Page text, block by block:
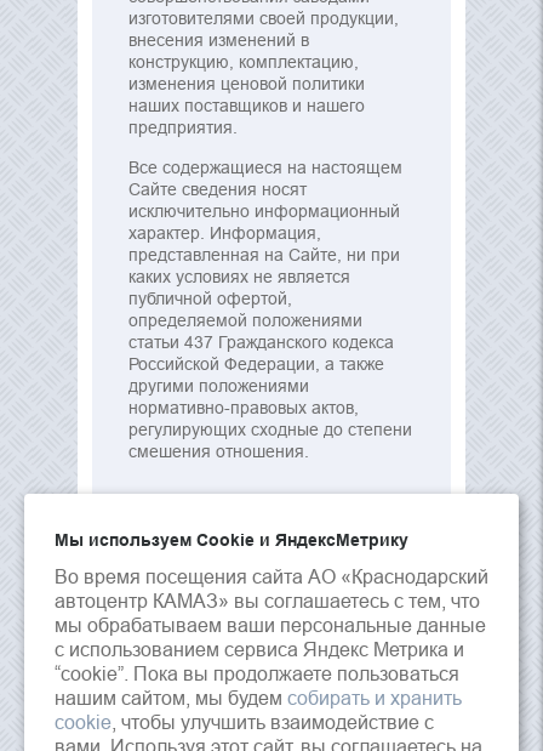
изготовителями своей продукции,
внесения изменений в
конструкцию, комплектацию,
изменения ценовой политики
наших поставщиков и нашего
предприятия.
Все содержащиеся на настоящем
Сайте сведения носят
исключительно информационный
характер. Информация,
представленная на Сайте, ни при
каких условиях не является
публичной офертой,
определяемой положениями
статьи 437 Гражданского кодекса
Российской Федерации, а также
другими положениями
нормативно-правовых актов,
регулирующих сходные до степени
смешения отношения.
Мы используем Сookie и ЯндексМетрику
Во время посещения сайта АО «Краснодарский
автоцентр КАМАЗ» вы соглашаетесь с тем, что
мы обрабатываем ваши персональные данные
с использованием сервиса Яндекс Метрика и
“cookie”. Пока вы продолжаете пользоваться
нашим сайтом, мы будем собирать и хранить
cookie , чтобы улучшить взаимодействие с
вами. Используя этот сайт, вы соглашаетесь на